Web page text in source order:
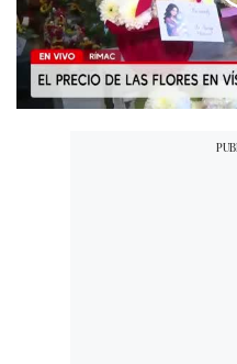
00:00/ 03:21